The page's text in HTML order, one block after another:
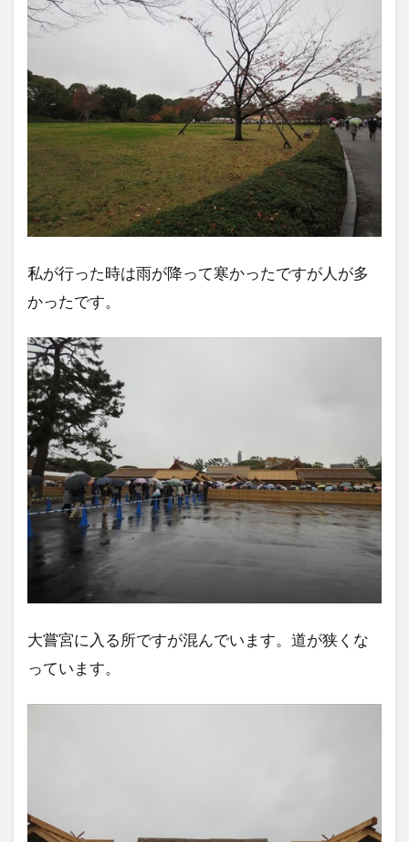
私が行った時は雨が降って寒かったですが人が多
かったです。
大嘗宮に入る所ですが混んでいます。道が狭くな
っています。